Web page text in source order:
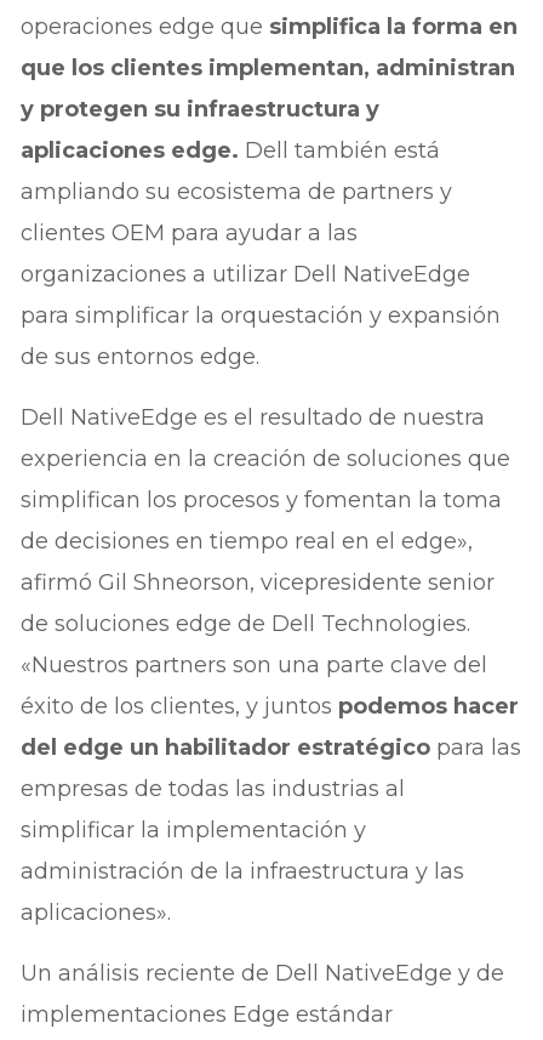
operaciones edge que simplifica la forma en
que los clientes implementan, administran
y protegen su infraestructura y
aplicaciones edge. Dell también está
ampliando su ecosistema de partners y
clientes OEM para ayudar a las
organizaciones a utilizar Dell NativeEdge
para simplificar la orquestación y expansión
de sus entornos edge.
Dell NativeEdge es el resultado de nuestra
experiencia en la creación de soluciones que
simplifican los procesos y fomentan la toma
de decisiones en tiempo real en el edge»,
afirmó Gil Shneorson, vicepresidente senior
de soluciones edge de Dell Technologies.
«Nuestros partners son una parte clave del
éxito de los clientes, y juntos podemos hacer
del edge un habilitador estratégico para las
empresas de todas las industrias al
simplificar la implementación y
administración de la infraestructura y las
aplicaciones».
Un análisis reciente de Dell NativeEdge y de
implementaciones Edge estándar